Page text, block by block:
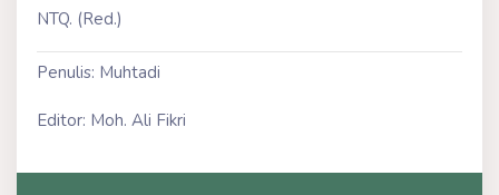
NTQ. (Red.)
Penulis: Muhtadi
Editor: Moh. Ali Fikri